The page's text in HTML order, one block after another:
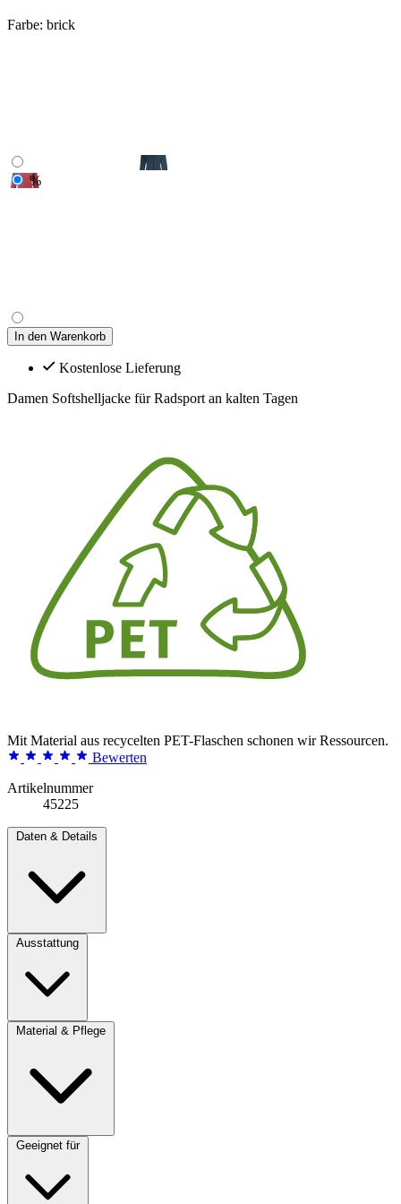
Farbe: brick
%
In den Warenkorb
Kostenlose Lieferung
Damen Softshelljacke für Radsport an kalten Tagen
Mit Material aus recycelten PET-Flaschen schonen wir Ressourcen.
Bewerten
Artikelnummer
45225
Daten & Details
Ausstattung
Material & Pflege
Geeignet für